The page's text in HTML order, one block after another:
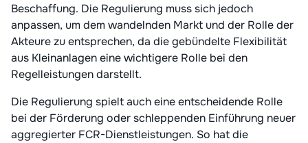
Beschaffung. Die Regulierung muss sich jedoch
anpassen, um dem wandelnden Markt und der Rolle der
Akteure zu entsprechen, da die gebündelte Flexibilität
aus Kleinanlagen eine wichtigere Rolle bei den
Regelleistungen darstellt.
Die Regulierung spielt auch eine entscheidende Rolle
bei der Förderung oder schleppenden Einführung neuer
aggregierter FCR-Dienstleistungen. So hat die